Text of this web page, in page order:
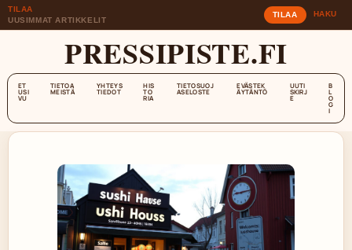
TILAA
UUSIMMAT ARTIKKELIT
TILAA HAKU
PRESSIPISTE.FI
ET
USI
VU
TIETOA
MEISTÄ
YHTEYS
TIEDOT
HIS
TO
RIA
TIETOSUOJ
ASELOSTE
EVÄSTEK
ÄYTÄNTÖ
UUTI
SKIRJ
E
B
L
O
G
I